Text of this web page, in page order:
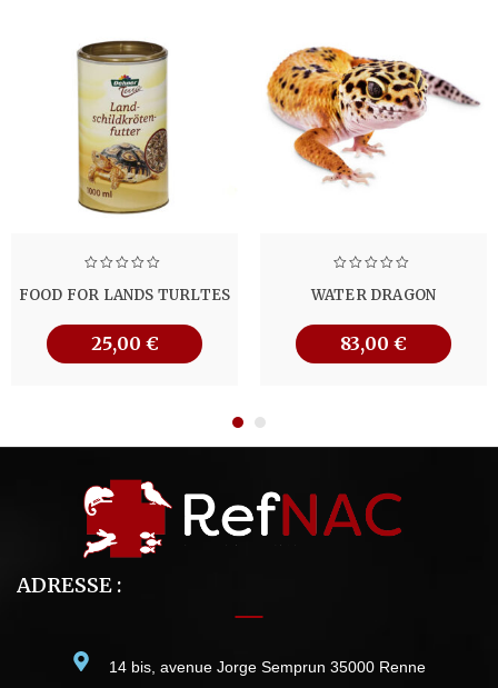
FOOD FOR LANDS TURLTES
25,00 €
WATER DRAGON
83,00 €
ADRESSE :
14 bis, avenue Jorge Semprun 35000 Renne